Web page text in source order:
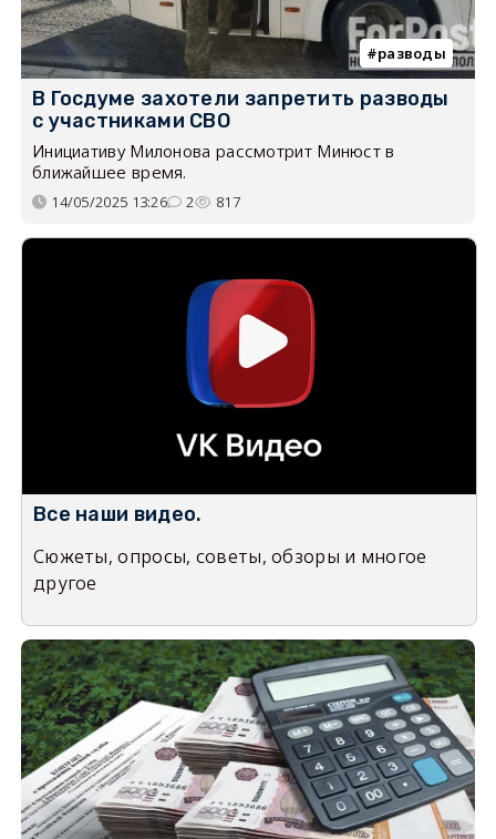
разводы
В Госдуме захотели запретить разводы
с участниками СВО
Инициативу Милонова рассмотрит Минюст в
ближайшее время.
14/05/2025 13:26 2 817
Все наши видео.
Сюжеты, опросы, советы, обзоры и многое
другое